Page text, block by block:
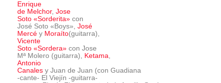
Enrique
de Melchor, Jose
Soto «Sorderita» con
José Soto «Boys», José
Mercé y Moraíto(guitarra),
Vicente
Soto «Sordera» con Jose
Mª Molero (guitarra), Ketama,
Antonio
Canales y Juan de Juan (con Guadiana
-cante- El Viejín -guitarra-